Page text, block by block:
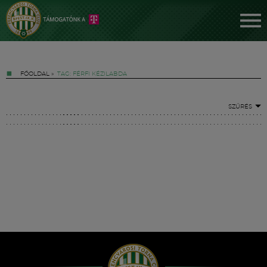
FŐOLDAL » TAG: FÉRFI KÉZILABDA
SZŰRÉS
Hírek